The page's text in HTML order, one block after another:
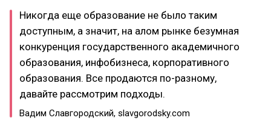
Никогда еще образование не было таким
доступным, а значит, на алом рынке безумная
конкуренция государственного академичного
образования, инфобизнеса, корпоративного
образования. Все продаются по-разному,
давайте рассмотрим подходы.
Вадим Славгородский, slavgorodsky.com